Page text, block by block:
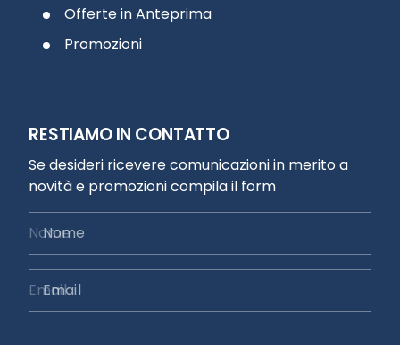
Offerte in Anteprima
Promozioni
RESTIAMO IN CONTATTO
Se desideri ricevere comunicazioni in merito a
novità e promozioni compila il form
Nome
Email